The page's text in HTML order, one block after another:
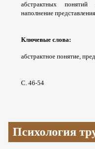
абстрактных
наполнение
Ключевые слова:
абстрактное понятие,
С. 46-54
Психология